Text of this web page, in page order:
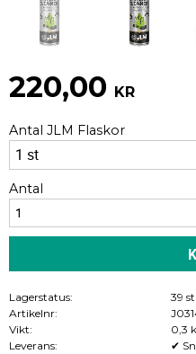
220,00 KR
Antal JLM Flaskor
Antal
Lagerstatus
39
Artikelnr
Vikt
0,3
Leverans
✔